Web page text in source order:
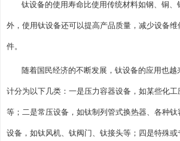
钛设备的使用寿命比使用传统材料如钢、铜
外，使用钛设备还可以提高产品质量，减少设备
件。
随着国民经济的不断发展，钛设备的应用也
计分为以下几类：一是压力容器设备，如某些化
等；二是常压设备，如钛制列管式换热器、各种
设备，如钛风机、钛阀门、钛接头等；四是特殊或